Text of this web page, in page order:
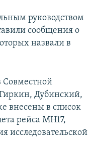
руководством
сообщения о
назвали в
Совместной
Дубинский,
внесены в список
рейса MH17,
исследовательской